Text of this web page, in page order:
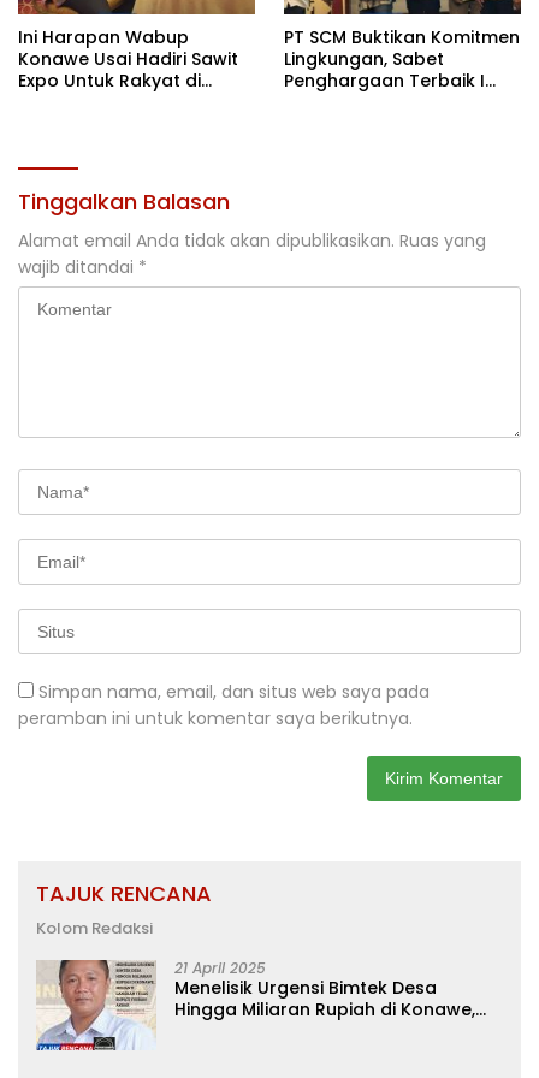
Ini Harapan Wabup
Konawe Usai Hadiri Sawit
Expo Untuk Rakyat di
PT SCM Buktikan Komitmen
Lingkungan, Sabet
Penghargaan Terbaik I
Tinggalkan Balasan
Alamat email Anda tidak akan dipublikasikan. Ruas yang
wajib ditandai *
Simpan nama, email, dan situs web saya pada
peramban ini untuk komentar saya berikutnya.
TAJUK RENCANA
Kolom Redaksi
21 April 2025
Menelisik Urgensi Bimtek Desa
Hingga Miliaran Rupiah di Konawe,